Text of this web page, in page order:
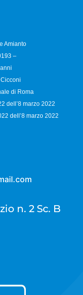
Amianto
–
Cicconi
di Roma
dell’8 marzo 2022
dell’8 marzo 2022
n. 2 Sc. B